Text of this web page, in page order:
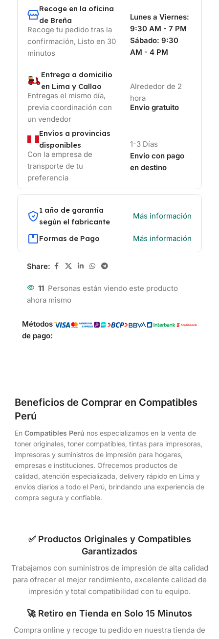
Recoge en la oficina
de Breña
Recoge tu pedido tras la
confirmación, Listo en 30
minutos
Lunes a Viernes:
9:30 AM - 7 PM
Sábado: 9:30
AM - 4 PM
Entrega a domicilio
en Lima y Callao
Entregas el mismo día,
previa coordinación con
un vendedor
Alrededor de 2
hora
Envío gratuito
Envíos a provincias
disponibles
Con la empresa de
transporte de tu
preferencia
1-3 Días
Envío con pago
en destino
1 año de garantía
según el fabricante
Más información
Formas de Pago Más información
Share:
11 Personas están viendo este producto
ahora mismo
Métodos
de pago:
Beneficios de Comprar en Compatibles
Perú
En Compatibles Perú nos especializamos en la venta de
toner originales, toner compatibles, tintas para impresoras,
impresoras y suministros de impresión para hogares,
empresas e instituciones. Ofrecemos productos de
calidad, atención especializada, delivery rápido en Lima y
envíos diarios a todo el Perú, brindando una experiencia de
compra segura y confiable.
✅ Productos Originales y Compatibles
Garantizados
Trabajamos con suministros de impresión de alta calidad
para ofrecer el mejor rendimiento, excelente calidad de
impresión y total compatibilidad con tu equipo.
🚀 Retiro en Tienda en Solo 15 Minutos
Compra online y recoge tu pedido en nuestra tienda de